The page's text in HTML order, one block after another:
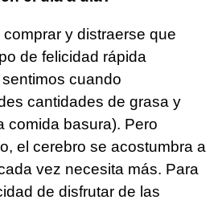
y distraerse que
de felicidad rápida
cuando
cantidades de grasa y
comida basura). Pero
el cerebro se acostumbra a
vez necesita más. Para
de disfrutar de las